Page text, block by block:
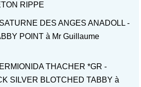
RIPPE
DES ANGES ANADOLL -
POINT à Mr Guillaume
THACHER *GR -
SILVER BLOTCHED TABBY à